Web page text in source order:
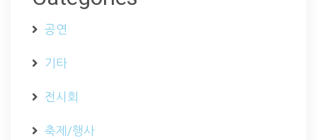
공연
기타
전시회
축제/행사